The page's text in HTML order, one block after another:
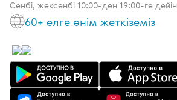
Сенбі, жексенбі 10:00-ден 19:00-ге дейін
60+ елге өнім жеткіземіз